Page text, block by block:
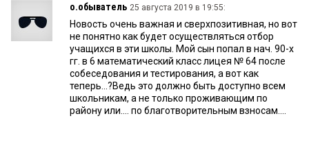
о.обыватель 25 августа 2019 в 19:55:
Новость очень важная и сверхпозитивная, но вот
не понятно как будет осуществляться отбор
учащихся в эти школы. Мой сын попал в нач. 90-х
гг. в 6 математический класс лицея № 64 после
собеседования и тестирования, а вот как
теперь...?Ведь это должно быть доступно всем
школьникам, а не только проживающим по
району или.... по благотворительным взносам....